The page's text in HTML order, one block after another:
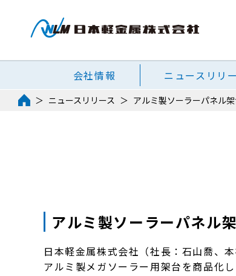
会社情報 ニュースリリ
ニュースリリース アルミ製ソーラーパネル
アルミ製ソーラーパネル
日本軽金属株式会社（社長：石山喬、
アルミ製メガソーラー用架台を商品化